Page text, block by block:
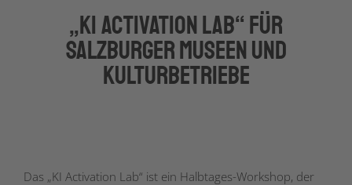
„KI Activation Lab“ für
Salzburger Museen und
Kulturbetriebe
Das „KI Activation Lab“ ist ein Halbtages-Workshop, der